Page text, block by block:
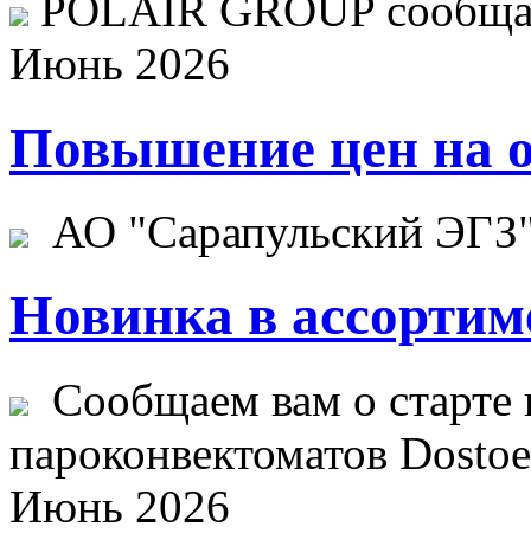
POLAIR GROUP
Июнь 2026
Повышение цен на
АО "Сарапульский
Новинка в
Сообщаем вам о старте
пароконвектоматов
Июнь 2026